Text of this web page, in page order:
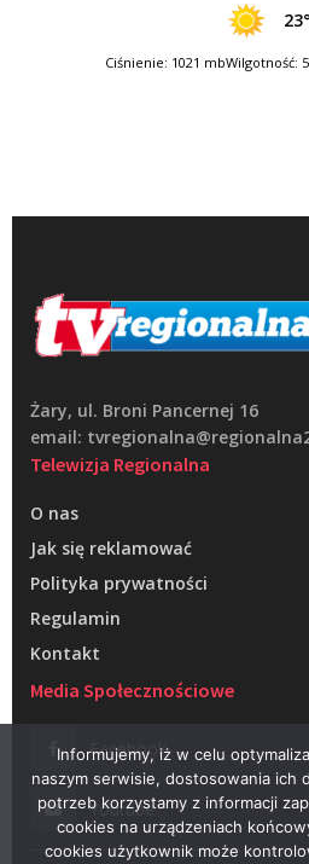
Ciśnienie: 1021 mbWilgotność:
Żary, ul. Broni Pancernej 16
email:
Telewizja Regionalna
O nas
Jak się reklamować
Polityka prywatności
Regulamin
Kontakt
Media Społecznościowe
Facebook
Youtube
Informujemy, iż w celu
naszym serwisie, dostosowania ich
potrzeb korzystamy z informacji
cookies na urządzeniach
cookies użytkownik może